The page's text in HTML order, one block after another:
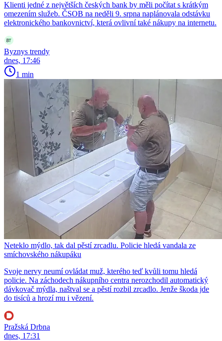
Klienti jedné z největších českých bank by měli počítat s krátkým
omezením služeb. ČSOB na neděli 9. srpna naplánovala odstávku
elektronického bankovnictví, která ovlivní také nákupy na internetu.
Byznys trendy
dnes, 17:46
1 min
Neteklo mýdlo, tak dal pěstí zrcadlu. Policie hledá vandala ze
smíchovského nákupáku
Svoje nervy neumí ovládat muž, kterého teď kvůli tomu hledá
policie. Na záchodech nákupního centra nerozchodil automatický
dávkovač mýdla, naštval se a pěstí rozbil zrcadlo. Jenže škoda jde
do tisíců a hrozí mu i vězení.
Pražská Drbna
dnes, 17:31